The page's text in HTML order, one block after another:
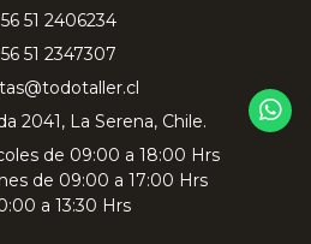
51 2406234
51 2347307
2041, La Serena, Chile.
de 09:00 a 18:00 Hrs
de 09:00 a 17:00 Hrs
a 13:30 Hrs